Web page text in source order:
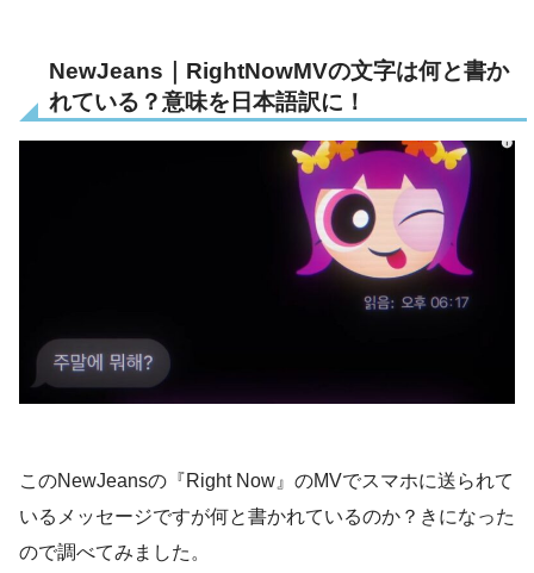
NewJeans｜RightNowMVの文字は何と書か
れている？意味を日本語訳に！
このNewJeansの『Right Now』のMVでスマホに送られて
いるメッセージですが何と書かれているのか？きになった
ので調べてみました。